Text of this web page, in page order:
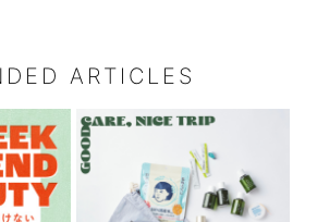
ARTICLES